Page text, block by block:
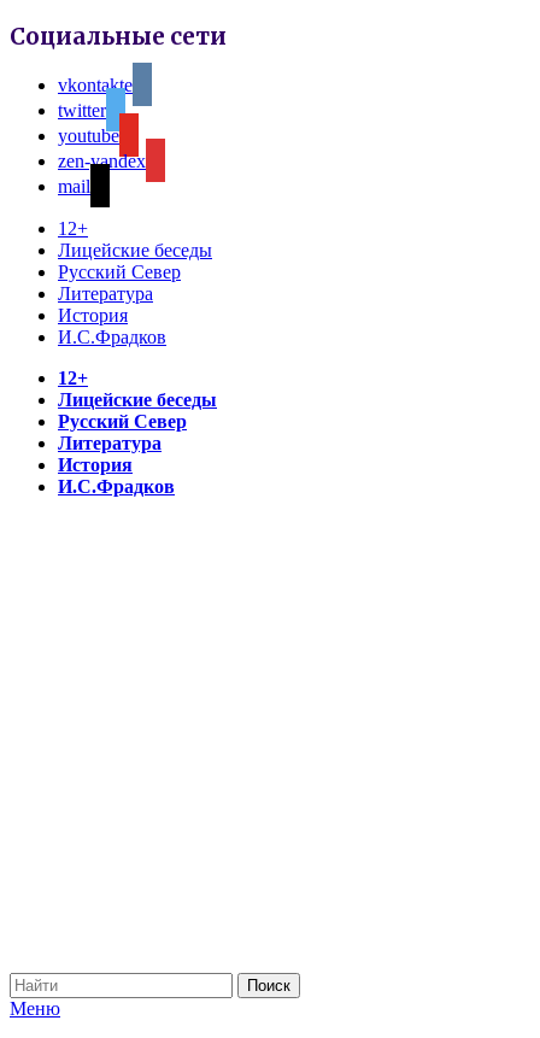
Социальные сети
vkontakte
twitter
youtube
zen-yandex
mail
12+
Лицейские беседы
Русский Север
Литература
История
И.С.Фрадков
12+
Лицейские беседы
Русский Север
Литература
История
И.С.Фрадков
Меню